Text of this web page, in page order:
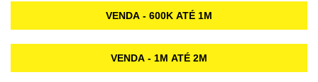
VENDA - 600K ATÉ 1M
VENDA - 1M ATÉ 2M